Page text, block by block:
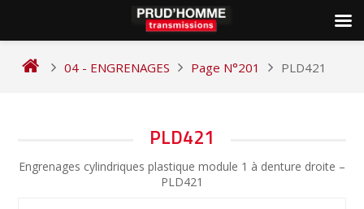
04 - ENGRENAGES Page N°201 PLD421
PLD421
Engrenages cylindriques plastique module 1 à denture droite –
PLD421
DE